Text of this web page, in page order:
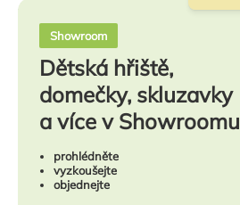
Showroom
Dětská hřiště,
domečky, skluzavky
a více v Showroomu
prohlédněte
vyzkoušejte
objednejte